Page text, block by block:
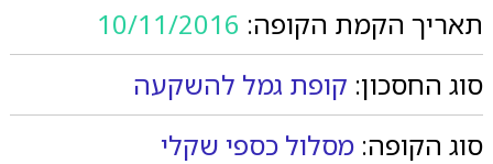
תאריך הקמת הקופה: 10/11/2016
סוג החסכון: קופת גמל להשקעה
סוג הקופה: מסלול כספי שקלי